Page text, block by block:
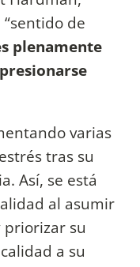
“sentido de
plenamente
varias
tras su
Así, se está
al asumir
su
a su